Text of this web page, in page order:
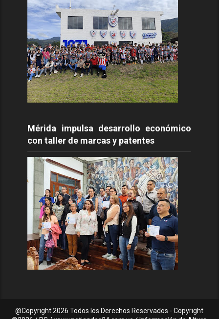
Mérida impulsa desarrollo económico
con taller de marcas y patentes
@Copyright2026 Todos los Derechos Reservados - Copyright